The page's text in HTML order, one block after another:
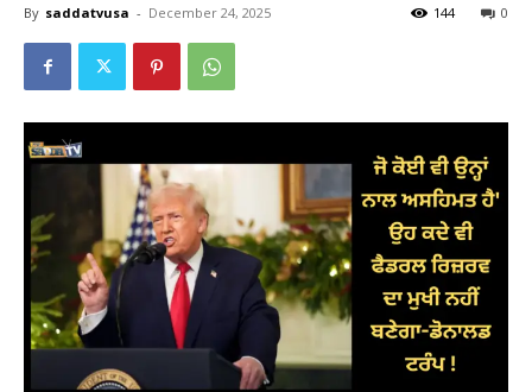
By saddatvusa - December 24, 2025 0
144